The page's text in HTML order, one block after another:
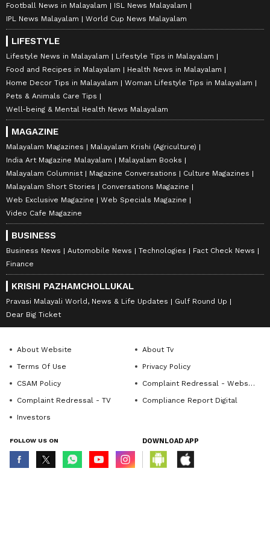
Football News in Malayalam
ISL News Malayalam
IPL News Malayalam
World Cup News Malayalam
LIFESTYLE
Lifestyle News in Malayalam
Lifestyle Tips in Malayalam
Food and Recipes in Malayalam
Health News in Malayalam
Home Decor Tips in Malayalam
Woman Lifestyle Tips in Malayalam
Pets & Animals Care Tips
Well-being & Mental Health News Malayalam
MAGAZINE
Malayalam Magazines
Malayalam Krishi (Agriculture)
India Art Magazine Malayalam
Malayalam Books
Malayalam Columnist
Magazine Conversations
Culture Magazines
Malayalam Short Stories
Conversations Magazine
Web Exclusive Magazine
Web Specials Magazine
Video Cafe Magazine
BUSINESS
Business News Automobile News Technologies
Fact Check News
Finance
KRISHI PAZHAMCHOLLUKAL
Pravasi Malayali World, News & Life Updates
Gulf Round Up
Dear Big Ticket
About Website
About Tv
Terms Of Use
Privacy Policy
CSAM Policy
Complaint Redressal - Website
Complaint Redressal - TV
Compliance Report Digital
Investors
FOLLOW US ON DOWNLOAD APP